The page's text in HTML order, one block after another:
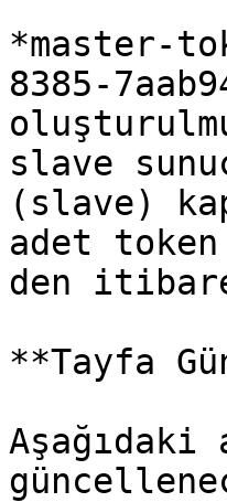
*master-
8385-
slave
(slave)
adet
den
**Tayfa